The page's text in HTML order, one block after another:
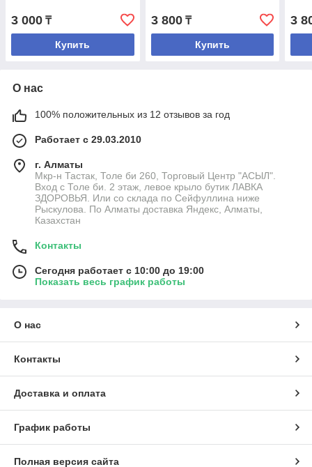
3 000 ₸
Купить
3 800₸
Купить
3
О нас
100% положительных из 12 отзывов за год
Работает с 29.03.2010
г. Алматы
Мкр-н Тастак, Толе би 260, Торговый Центр "АСЫЛ".
Вход с Толе би. 2 этаж, левое крыло бутик ЛАВКА
ЗДОРОВЬЯ. Или со склада по Сейфуллина ниже
Рыскулова. По Алматы доставка Яндекс, Алматы,
Казахстан
Контакты
Сегодня работает с 10:00 до 19:00
Показать весь график работы
О нас
Контакты
Доставка и оплата
График работы
Полная версия сайта